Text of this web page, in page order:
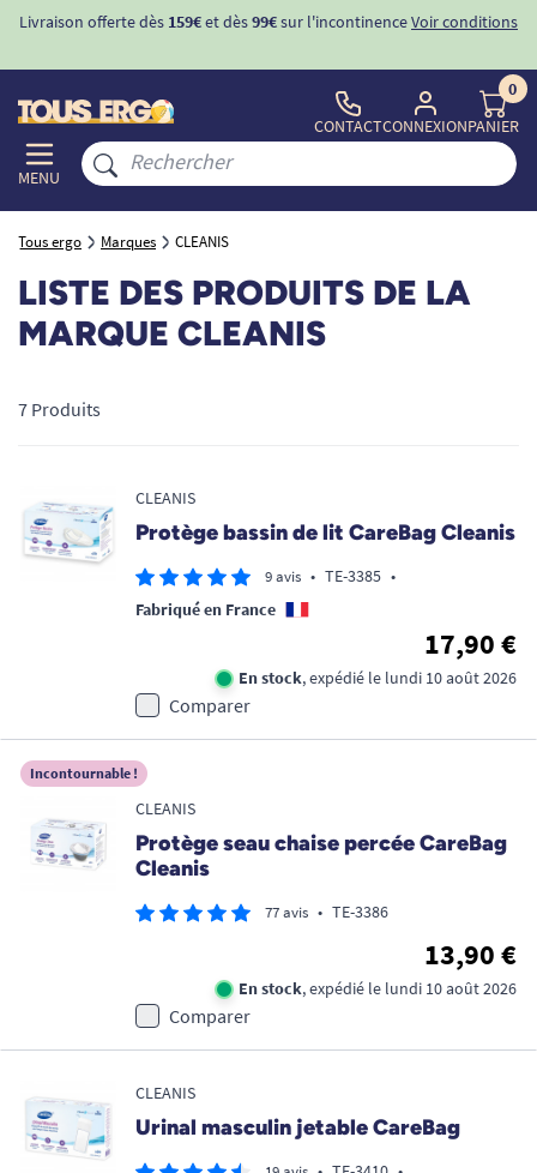
Livraison offerte dès 159€et dès99€sur l'incontinenceVoir conditions
MENU
CONTACTCONNEXION
0
PANIER
Tous ergo Marques CLEANIS
LISTE DES PRODUITS DE LA
MARQUE CLEANIS
7 Produits
CLEANIS
Protège bassin de lit CareBag Cleanis
9 avis • TE-3385 •
Fabriqué en France
17,90 €
En stock, expédié le lundi 10 août 2026
Comparer
Incontournable !
CLEANIS
Protège seau chaise percée CareBag
Cleanis
77 avis • TE-3386
13,90 €
En stock, expédié le lundi 10 août 2026
Comparer
CLEANIS
Urinal masculin jetable CareBag